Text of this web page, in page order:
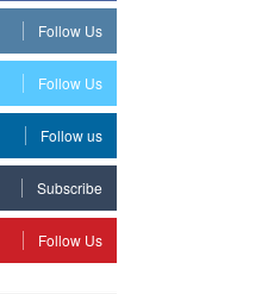
Follow Us
Follow Us
Follow us
Subscribe
Follow Us